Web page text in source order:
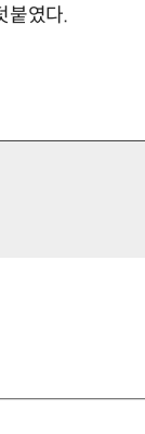
붙였다.